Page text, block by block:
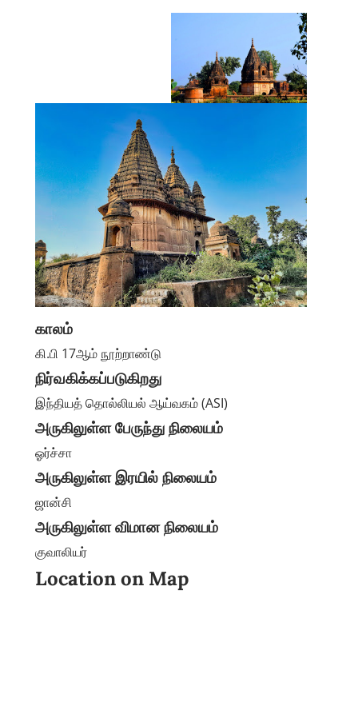
காலம்
கி.பி 17ஆம் நூற்றாண்டு
நிர்வகிக்கப்படுகிறது
இந்தியத் தொல்லியல் ஆய்வகம் (ASI)
அருகிலுள்ள பேருந்து நிலையம்
ஓர்ச்சா
அருகிலுள்ள இரயில் நிலையம்
ஜான்சி
அருகிலுள்ள விமான நிலையம்
குவாலியர்
Location on Map